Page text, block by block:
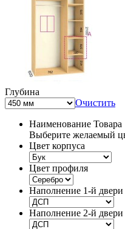
Глубина
Очистить
Наименование Товара
Выберите желаемый
Цвет корпуса
Цвет профиля
Наполнение 1-й двери
Наполнение 2-й двери